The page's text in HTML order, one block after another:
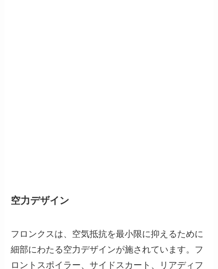
空力デザイン
フロンクスは、空気抵抗を最小限に抑えるために
細部にわたる空力デザインが施されています。フ
ロントスポイラー、サイドスカート、リアディフ